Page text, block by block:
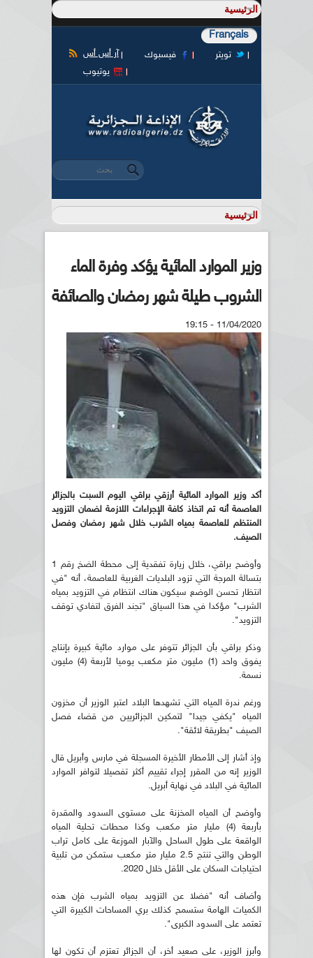
Français
آر أس أس فيسبوك
تويتر
يوتيوب
استمارة البحث
‏بحث ‏
وزير الموارد المائية يؤكد وفرة الماء
الشروب طيلة شهر رمضان والصائفة
11/04/2020 - 19:15
أكد وزير الموارد المائية أرزقي براقي اليوم السبت بالجزائر
العاصمة أنه تم اتخاذ كافة الإجراءات اللازمة لضمان التزويد
المنتظم للعاصمة بمياه الشرب خلال شهر رمضان وفصل
الصيف.
وأوضح براقي، خلال زيارة تفقدية إلى محطة الضخ رقم 1
بتسالة المرجة التي تزود البلديات الغربية للعاصمة، أنه "في
انتظار تحسن الوضع سيكون هناك انتظام في التزويد بمياه
الشرب" مؤكدا في هذا السياق "تجند الفرق لتفادي توقف
التزويد".
وذكر براقي بأن الجزائر تتوفر على موارد مائية كبيرة بإنتاج
يفوق واحد (1) مليون متر مكعب يوميا لأربعة (4) مليون
نسمة.
ورغم ندرة المياه التي تشهدها البلاد اعتبر الوزير أن مخزون
المياه "يكفي جيدا" لتمكين الجزائريين من قضاء فصل
الصيف "بطريقة لائقة".
وإذ أشار إلى الأمطار الأخيرة المسجلة في مارس وأبريل قال
الوزير إنه من المقرر إجراء تقييم أكثر تفصيلا لتوافر الموارد
المائية في البلاد في نهاية أبريل.
وأوضح أن المياه المخزنة على مستوى السدود والمقدرة
بأربعة (4) مليار متر مكعب وكذا محطات تحلية المياه
الواقعة على طول الساحل والآبار الموزعة على كامل تراب
الوطن والتي تنتج 2.5 مليار متر مكعب ستمكن من تلبية
احتياجات السكان على الأقل خلال 2020.
وأضاف أنه "فضلا عن التزويد بمياه الشرب فإن هذه
الكميات الهامة ستسمح كذلك بري المساحات الكبيرة التي
تعتمد على السدود الكبرى".
وأبرز الوزير، على صعيد أخر، أن الجزائر تعتزم أن تكون لها